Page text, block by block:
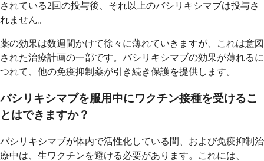
されている2回の投与後、それ以上のバシリキシマブは投与さ
れません。
薬の効果は数週間かけて徐々に薄れていきますが、これは意図
された治療計画の一部です。バシリキシマブの効果が薄れるに
つれて、他の免疫抑制薬が引き続き保護を提供します。
バシリキシマブを服用中にワクチン接種を受けるこ
とはできますか？
バシリキシマブが体内で活性化している間、および免疫抑制治
療中は、生ワクチンを避ける必要があります。これには、